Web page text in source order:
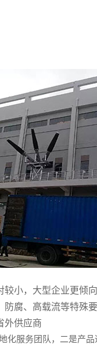
较小，大型企业更倾
防腐、高载流等特殊
外供应商
化服务团队，二是产